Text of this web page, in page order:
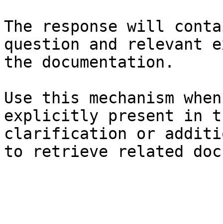
The response will
question and relevant
the documentation.
Use this mechanism
explicitly present in
clarification or